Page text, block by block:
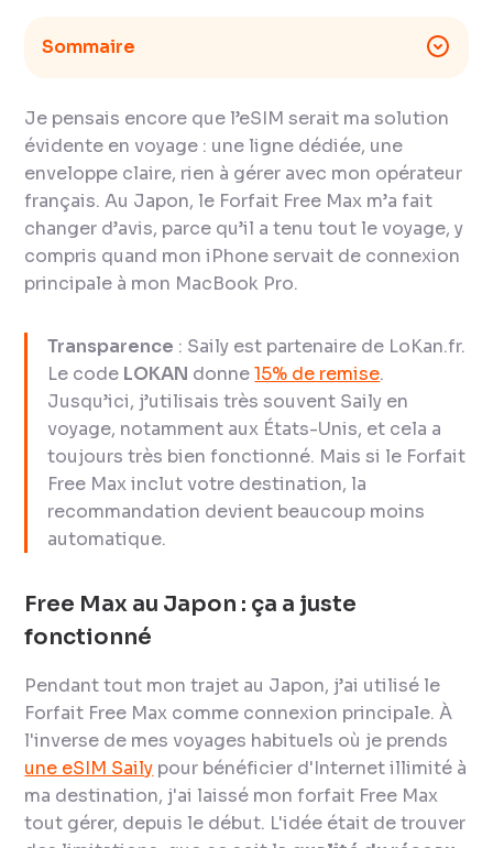
Sommaire
Je pensais encore que l’eSIM serait ma solution
évidente en voyage : une ligne dédiée, une
enveloppe claire, rien à gérer avec mon opérateur
français. Au Japon, le Forfait Free Max m’a fait
changer d’avis, parce qu’il a tenu tout le voyage, y
compris quand mon iPhone servait de connexion
principale à mon MacBook Pro.
Transparence : Saily est partenaire de LoKan.fr.
Le code LOKAN donne15% de remise.
Jusqu’ici, j’utilisais très souvent Saily en
voyage, notamment aux États-Unis, et cela a
toujours très bien fonctionné. Mais si le Forfait
Free Max inclut votre destination, la
recommandation devient beaucoup moins
automatique.
Free Max au Japon : ça a juste
fonctionné
Pendant tout mon trajet au Japon, j’ai utilisé le
Forfait Free Max comme connexion principale. À
l'inverse de mes voyages habituels où je prends
une eSIM Saily pour bénéficier d'Internet illimité à
ma destination, j'ai laissé mon forfait Free Max
tout gérer, depuis le début. L'idée était de trouver